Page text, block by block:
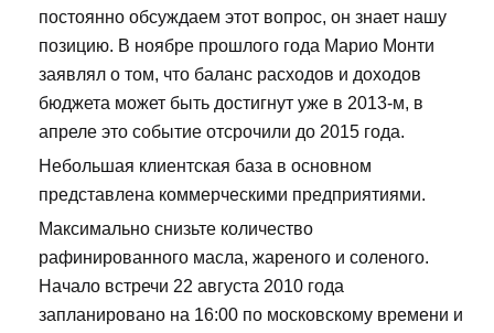
постоянно обсуждаем этот вопрос, он знает нашу
позицию. В ноябре прошлого года Марио Монти
заявлял о том, что баланс расходов и доходов
бюджета может быть достигнут уже в 2013-м, в
апреле это событие отсрочили до 2015 года.
Небольшая клиентская база в основном
представлена коммерческими предприятиями.
Максимально снизьте количество
рафинированного масла, жареного и соленого.
Начало встречи 22 августа 2010 года
запланировано на 16:00 по московскому времени и